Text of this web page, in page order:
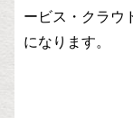
ービス・クラウ
になります。